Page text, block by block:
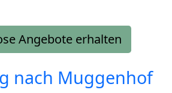
Angebote erhalten
nach Muggenhof